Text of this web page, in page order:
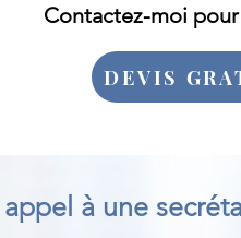
Contactez-moi
DEVIS
à une